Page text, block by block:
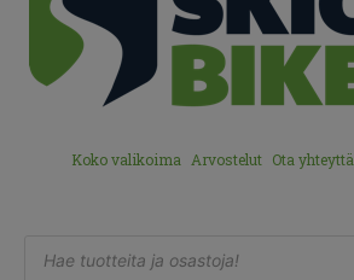
Koko valikoima Arvostelut Ota yhteyttä